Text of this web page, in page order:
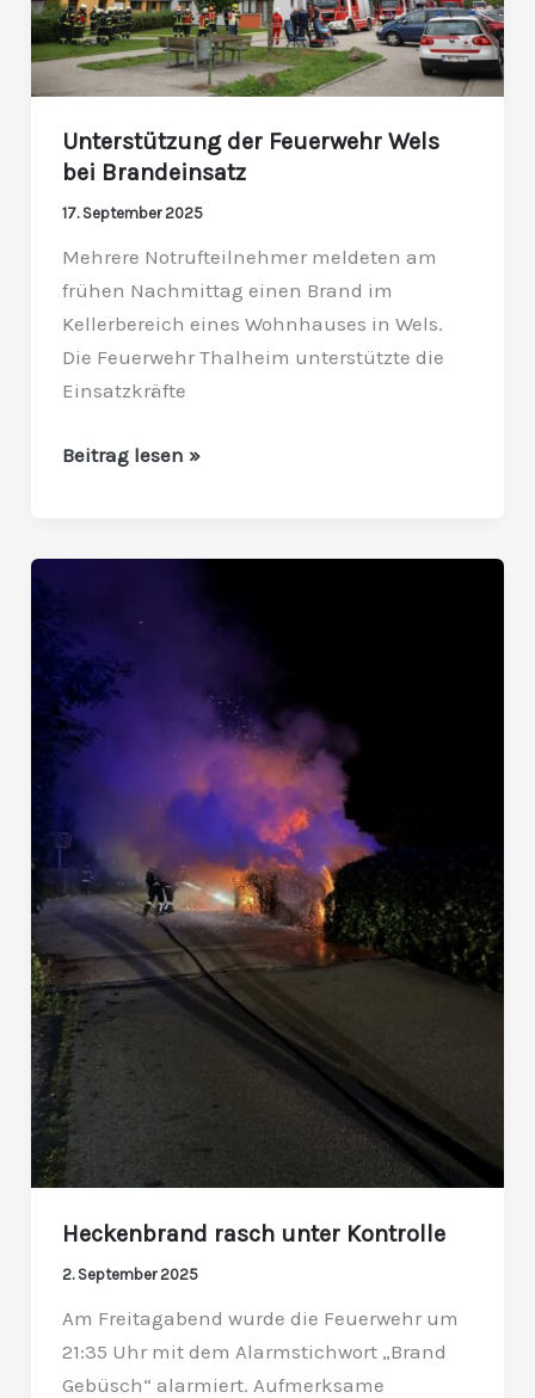
Unterstützung der Feuerwehr Wels
bei Brandeinsatz
17. September 2025
Mehrere Notrufteilnehmer meldeten am
frühen Nachmittag einen Brand im
Kellerbereich eines Wohnhauses in Wels.
Die Feuerwehr Thalheim unterstützte die
Einsatzkräfte
Beitrag lesen »
Heckenbrand rasch unter Kontrolle
2. September 2025
Am Freitagabend wurde die Feuerwehr um
21:35 Uhr mit dem Alarmstichwort „Brand
Gebüsch“ alarmiert. Aufmerksame
Kontrolle